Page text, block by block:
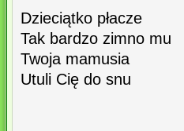
Dzieciątko płacze
Tak bardzo zimno mu
Twoja mamusia
Utuli Cię do snu